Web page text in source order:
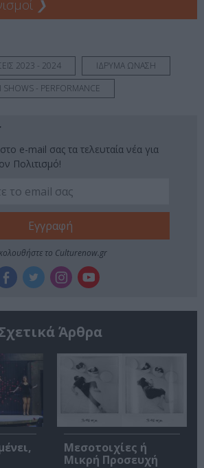
❯
2023 - 2024
ΙΔΡΥΜΑ ΩΝΑΣΗ
- PERFORMANCE
e-mail σας τα τελευταία νέα για
Πολιτισμό!
το Culturenow.gr
Άρθρα
Μεσοτοιχίες ή
Μικρή Προσευχή